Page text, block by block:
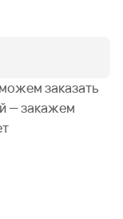
заказать
— закажем